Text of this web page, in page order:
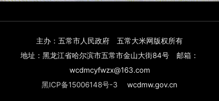
主办：五常市人民政府 五常大米网版权所有
地址：黑龙江省哈尔滨市五常市金山大街84号 邮箱：
wcdmcyfwzx@163.com
黑ICP备15006148号-3 wcdmw.gov.cn